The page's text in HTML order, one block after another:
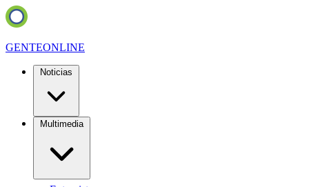
GENTEONLINE
Noticias
Multimedia